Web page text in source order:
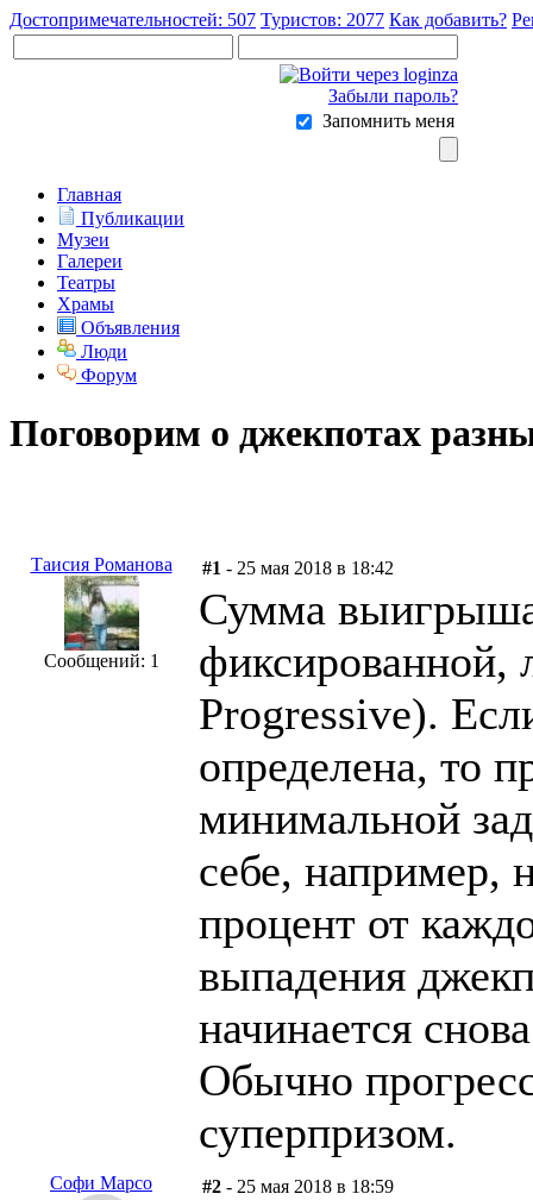
Достопримечательностей: 507 Туристов: 2077 Как добавить?
Забыли пароль?
Запомнить меня
Главная
Публикации
Музеи
Галереи
Театры
Храмы
Объявления
Люди
Форум
Поговорим о джекпотах
Таисия Романова
Сообщений: 1
#1 - 25 мая 2018 в 18:42
Сумма
фиксированной,
Progressive).
определена, то
минимальной
себе, например,
процент от
выпадения
начинается
Обычно
суперпризом.
Софи Марсо #2 - 25 мая 2018 в 18:59